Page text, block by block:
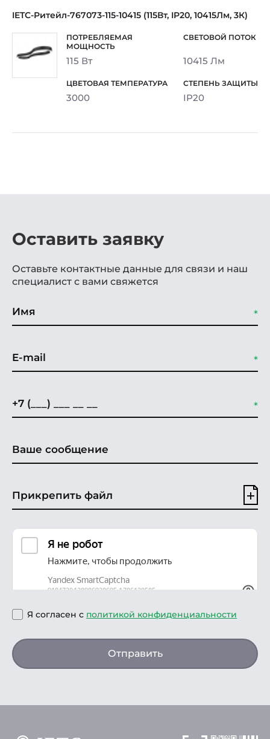
IETC-Ритейл-767073-115-10415 (115Вт, IP20, 10415Лм, 3К)
115 Вт 10415 Лм
3000 IP20
Оставить заявку
Оставьте контактные данные для связи и наш
специалист с вами свяжется
Прикрепить файл
Я согласен с политикой конфиденциальности
Отправить